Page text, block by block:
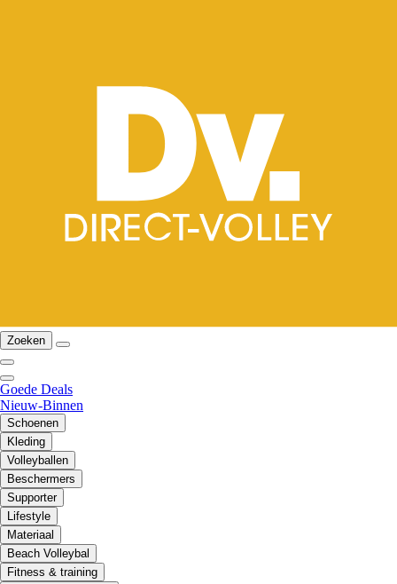
Zoeken
Goede Deals
Nieuw-Binnen
Schoenen
Kleding
Volleyballen
Beschermers
Supporter
Lifestyle
Materiaal
Beach Volleybal
Fitness & training